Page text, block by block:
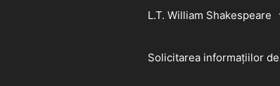
L.T. William Shakespeare
Solicitarea informaţiilor